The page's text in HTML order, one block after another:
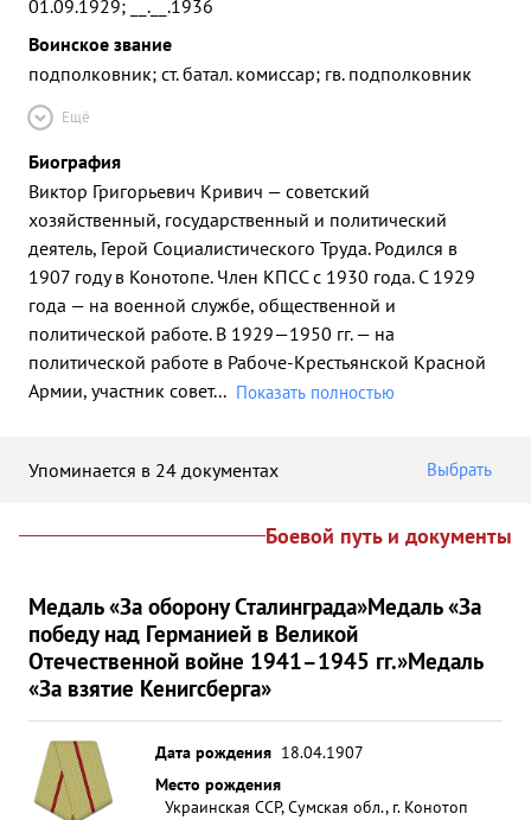
01.09.1929; __.__.1936
Воинское звание
подполковник; ст. батал. комиссар; гв. подполковник
Ещё
Биография
Виктор Григорьевич Кривич — советский
хозяйственный, государственный и политический
деятель, Герой Социалистического Труда. Родился в
1907 году в Конотопе. Член КПСС с 1930 года. С 1929
года — на военной службе, общественной и
политической работе. В 1929—1950 гг. — на
политической работе в Рабоче-Крестьянской Красной
Армии, участник совет... Показать полностью
Упоминается в 24 документах Выбрать
Боевой путь и документы
Медаль «За оборону Сталинграда»Медаль «За
победу над Германией в Великой
Отечественной войне 1941–1945 гг.»Медаль
«За взятие Кенигсберга»
Дата рождения 18.04.1907
Место рождения
Украинская ССР, Сумская обл., г. Конотоп